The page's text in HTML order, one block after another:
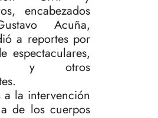
encabezados
Acuña,
a reportes por
espectaculares,
y otros
a la intervención
de los cuerpos